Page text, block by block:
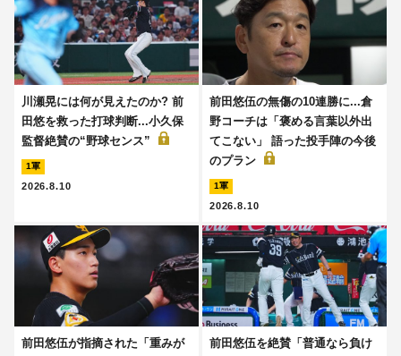
川瀬晃には何が見えたのか? 前
田悠を救った打球判断...小久保
監督絶賛の“野球センス”
1軍
2026.8.10
前田悠伍の無傷の10連勝に...倉
野コーチは「褒める言葉以外出
てこない」 語った投手陣の今後
のプラン
1軍
2026.8.10
前田悠伍が指摘された「重みが
前田悠伍を絶賛「普通なら負け